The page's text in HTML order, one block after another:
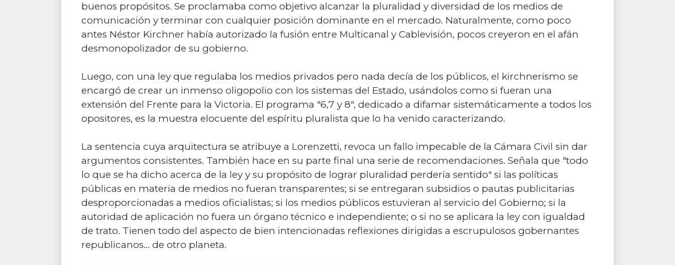
buenos propósitos. Se proclamaba como objetivo alcanzar la pluralidad y diversidad de los medios de
comunicación y terminar con cualquier posición dominante en el mercado. Naturalmente, como poco
antes Néstor Kirchner había autorizado la fusión entre Multicanal y Cablevisión, pocos creyeron en el afán
desmonopolizador de su gobierno.
Luego, con una ley que regulaba los medios privados pero nada decía de los públicos, el kirchnerismo se
encargó de crear un inmenso oligopolio con los sistemas del Estado, usándolos como si fueran una
extensión del Frente para la Victoria. El programa "6,7 y 8", dedicado a difamar sistemáticamente a todos los
opositores, es la muestra elocuente del espíritu pluralista que lo ha venido caracterizando.
La sentencia cuya arquitectura se atribuye a Lorenzetti, revoca un fallo impecable de la Cámara Civil sin dar
argumentos consistentes. También hace en su parte final una serie de recomendaciones. Señala que "todo
lo que se ha dicho acerca de la ley y su propósito de lograr pluralidad perdería sentido" si las políticas
públicas en materia de medios no fueran transparentes; si se entregaran subsidios o pautas publicitarias
desproporcionadas a medios oficialistas; si los medios públicos estuvieran al servicio del Gobierno; si la
autoridad de aplicación no fuera un órgano técnico e independiente; o si no se aplicara la ley con igualdad
de trato. Tienen todo del aspecto de bien intencionadas reflexiones dirigidas a escrupulosos gobernantes
republicanos… de otro planeta.